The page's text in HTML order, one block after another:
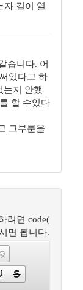
자 길이 열
습니다. 어
있다고 하
는지 안했
할 수있다
그부분을
려면 code(
면 됩니다.